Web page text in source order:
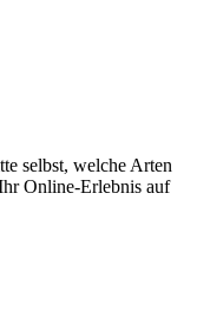
selbst, welche Arten
Online-Erlebnis auf